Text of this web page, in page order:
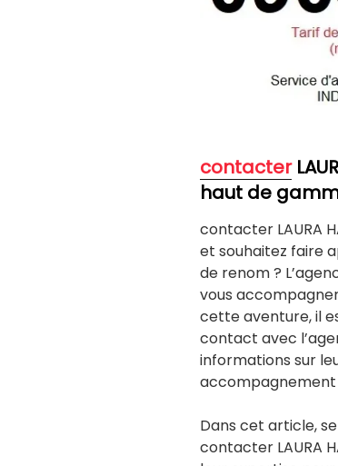
contacter
haut de
contacter LAURA
et souhaitez faire
de renom ?
vous
cette aventure, il
contact avec
informations sur
accompagnement
Dans cet article,
contacter LAURA